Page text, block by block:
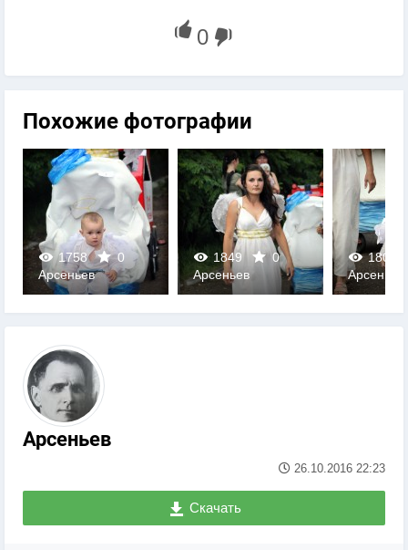
Похожие фотографии
1849
0
0
Арсеньев
1808
0
0
Арсеньев
1765
0
Арсеньев
Арсеньев
26.10.2016 22:23
Скачать